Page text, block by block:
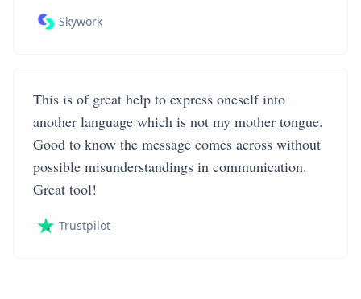
Skywork
This is of great help to express oneself into
another language which is not my mother tongue.
Good to know the message comes across without
possible misunderstandings in communication.
Great tool!
Trustpilot